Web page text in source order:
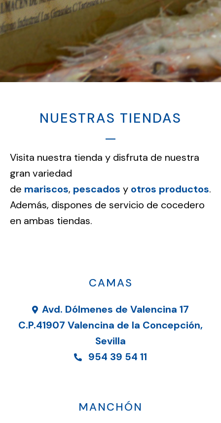
OTROS PRODUCTOSBLOG
CURIOSIDADES
NUESTRAS TIENDAS
Visita nuestra tienda y disfruta de nuestra
gran variedad
de mariscos, pescados y otros productos.
Además, dispones de servicio de cocedero
en ambas tiendas.
CAMAS
Avd. Dólmenes de Valencina 17
C.P.41907 Valencina de la Concepción,
Sevilla
954 39 54 11
MANCHÓN